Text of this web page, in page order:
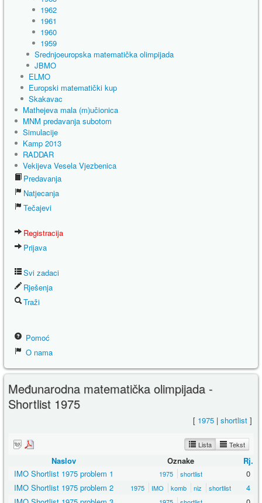
1962
1961
1960
1959
Srednjoeuropska matematička olimpijada
JBMO
ELMO
Europski matematički kup
Skakavac
Mathejeva mala (m)učionica
MNM predavanja subotom
Simulacije
Kamp 2013
RADDAR
Vekijeva Vesela Vjezbenica
Predavanja
Natjecanja
Tečajevi
Registracija
Prijava
Svi zadaci
Rješenja
Traži
Pomoć
O nama
Međunarodna matematička olimpijada -
Shortlist 1975
[ 1975 | shortlist ]
Lista Tekst
Naslov Oznake
Rj.
IMO Shortlist 1975 problem 1
1975 shortlist
0
IMO Shortlist 1975 problem 2
1975 IMO komb niz shortlist
4